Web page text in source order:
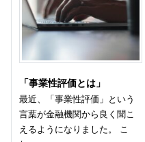
「事業性評価とは」
最近、「事業性評価」という
言葉が金融機関から良く聞こ
えるようになりました。 こ